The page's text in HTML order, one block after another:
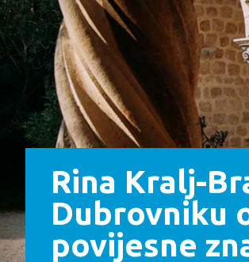
Rina Kralj-
Dubrovniku
povijesne